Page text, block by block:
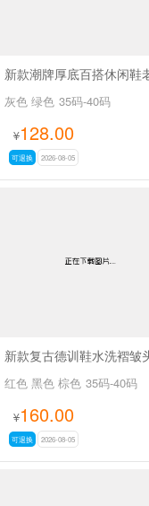
灰色 绿色 35码-40码
¥128.00
可退换 2026-08-05
红色 黑色 棕色 35码-40码
¥160.00
可退换 2026-08-05